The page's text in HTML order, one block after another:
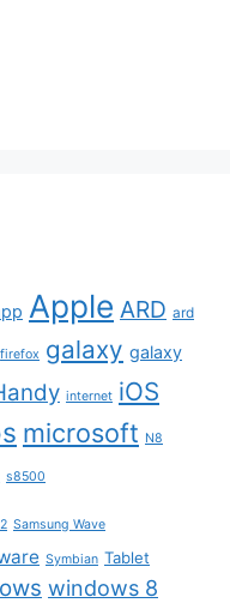
Apple ARD ard
firefox galaxy galaxy
internet iOS
microsoft N8
s8500
Samsung Wave
Symbian Tablet
windows 8